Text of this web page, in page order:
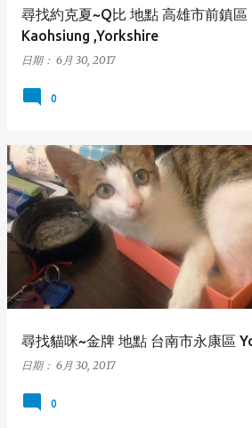
尋找約克夏~Q比 地點 高雄市前鎮區
Kaohsiung ,Yorkshire
日期： 6月 30, 2017
0
尋找貓咪~金牌 地點 台南市永康區
日期： 6月 30, 2017
0